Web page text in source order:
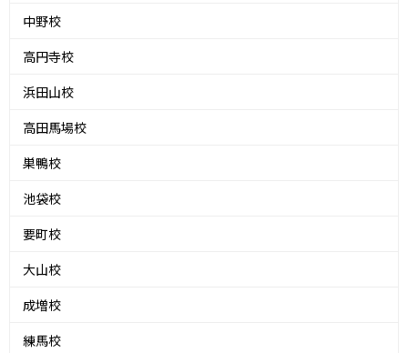
中野校
高円寺校
浜田山校
高田馬場校
巣鴨校
池袋校
要町校
大山校
成増校
練馬校